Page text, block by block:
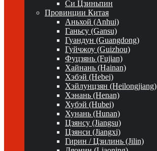
Си Цзиньпин
Провинции Китая
Аньхой (Anhui)
Ганьсу (Gansu)
Гуандун (Guangdong)
Гуйчжоу (Guizhou)
Фуцзянь (Fujian)
Хайнань (Hainan)
Хэбэй (Hebei)
Хэйлунцзян (Heilongjiang)
Хэнань (Henan)
Хубэй (Hubei)
Хунань (Hunan)
Цзянсу (Jiangsu)
Цзянси (Jiangxi)
Гирин / Цзилинь (Jilin)